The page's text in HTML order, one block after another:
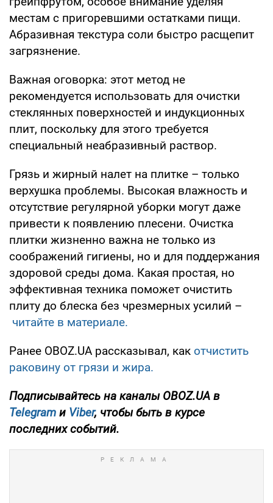
местам с пригоревшими остатками пищи.
Абразивная текстура соли быстро расщепит
загрязнение.
Важная оговорка: этот метод не
рекомендуется использовать для очистки
стеклянных поверхностей и индукционных
плит, поскольку для этого требуется
специальный неабразивный раствор.
Грязь и жирный налет на плитке – только
верхушка проблемы. Высокая влажность и
отсутствие регулярной уборки могут даже
привести к появлению плесени. Очистка
плитки жизненно важна не только из
соображений гигиены, но и для поддержания
здоровой среды дома. Какая простая, но
эффективная техника поможет очистить
плиту до блеска без чрезмерных усилий –
читайте в материале.
Ранее OBOZ.UA рассказывал, как отчистить
раковину от грязи и жира.
Подписывайтесь на каналы OBOZ.UA в
Telegram и Viber, чтобы быть в курсе
последних событий.